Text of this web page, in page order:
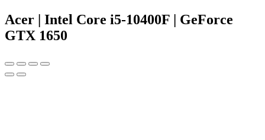
Acer | Intel Core i5-10400F | GeForce
GTX 1650